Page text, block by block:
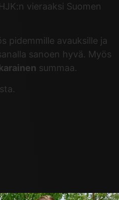
vieraaksi Suomen
pidemmille avauksille ja
sanoen hyvä. Myös
summaa.